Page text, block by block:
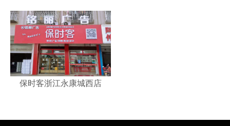
保时客浙江永康城西店